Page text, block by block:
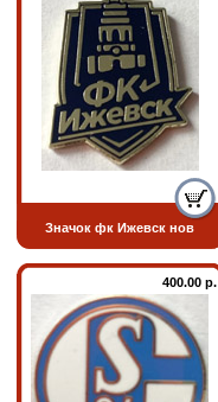
Значок фк Ижевск нов
400.00 р.